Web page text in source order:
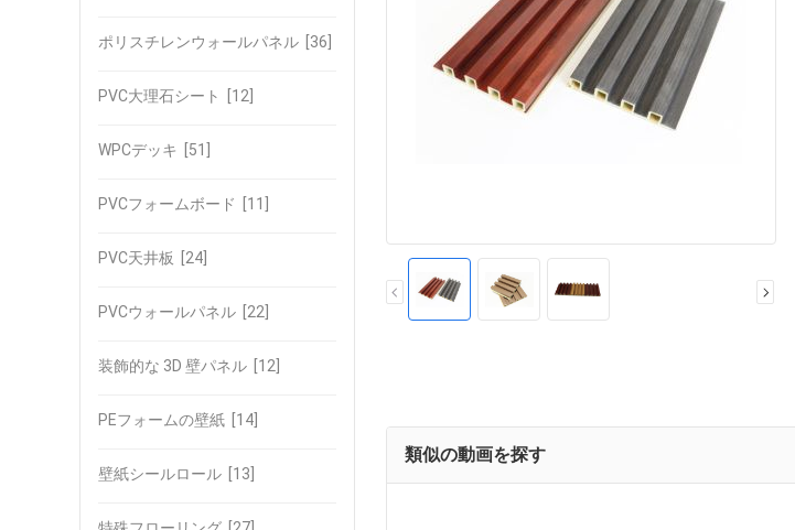
ポリスチレンウォールパネル [36]
PVC大理石シート [12]
WPCデッキ [51]
PVCフォームボード [11]
PVC天井板 [24]
PVCウォールパネル [22]
装飾的な 3D 壁パネル [12]
PEフォームの壁紙 [14]
壁紙シールロール [13]
類似の動画を探す